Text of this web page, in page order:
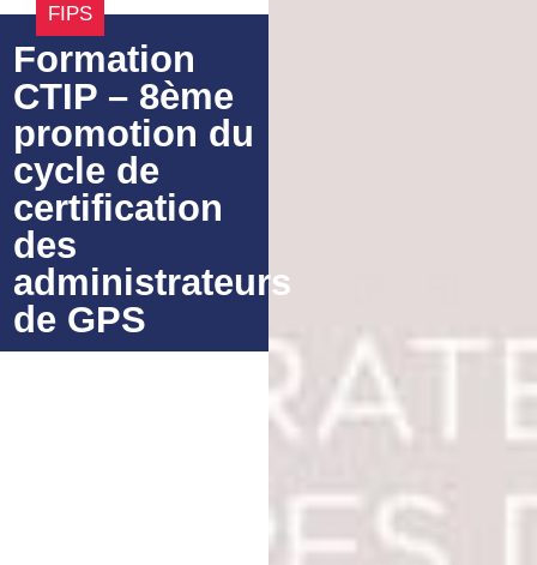
FIPS
Formation
CTIP – 8ème
promotion du
cycle de
certification
des
administrateurs
de GPS